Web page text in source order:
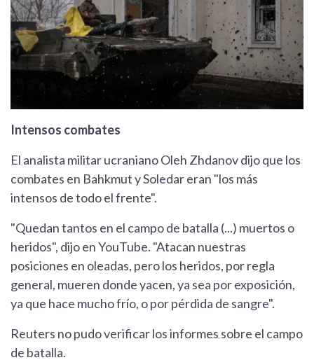
Intensos combates
El analista militar ucraniano Oleh Zhdanov dijo que los
combates en Bahkmut y Soledar eran "los más
intensos de todo el frente".
"Quedan tantos en el campo de batalla (...) muertos o
heridos", dijo en YouTube. "Atacan nuestras
posiciones en oleadas, pero los heridos, por regla
general, mueren donde yacen, ya sea por exposición,
ya que hace mucho frío, o por pérdida de sangre".
Reuters no pudo verificar los informes sobre el campo
de batalla.